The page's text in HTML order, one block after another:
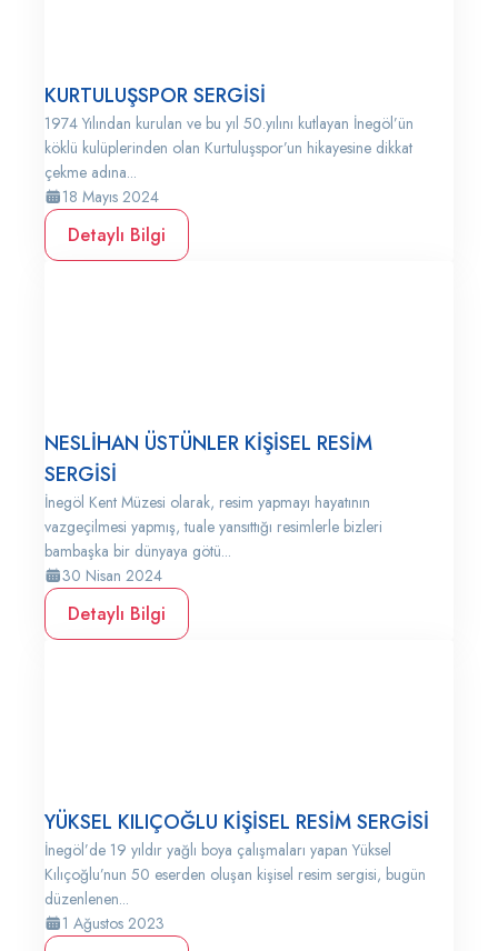
KURTULUŞSPOR SERGİSİ
1974 Yılından kurulan ve bu yıl 50.yılını kutlayan İnegöl’ün
köklü kulüplerinden olan Kurtuluşspor’un hikayesine dikkat
çekme adına...
18 Mayıs 2024
Detaylı Bilgi
NESLİHAN ÜSTÜNLER KİŞİSEL RESİM
SERGİSİ
İnegöl Kent Müzesi olarak, resim yapmayı hayatının
vazgeçilmesi yapmış, tuale yansıttığı resimlerle bizleri
bambaşka bir dünyaya götü...
30 Nisan 2024
Detaylı Bilgi
YÜKSEL KILIÇOĞLU KİŞİSEL RESİM SERGİSİ
İnegöl’de 19 yıldır yağlı boya çalışmaları yapan Yüksel
Kılıçoğlu’nun 50 eserden oluşan kişisel resim sergisi, bugün
düzenlenen...
1 Ağustos 2023